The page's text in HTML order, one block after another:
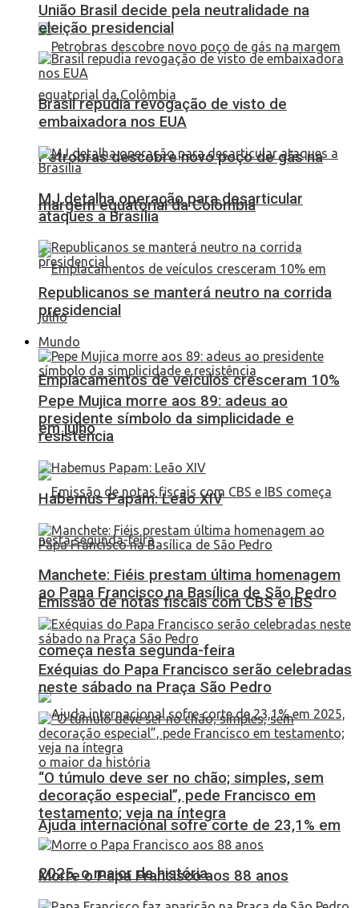
Petrobras descobre novo poço de gás na
margem equatorial da Colômbia
Emplacamentos de veículos cresceram 10%
em julho
Emissão de notas fiscais com CBS e IBS
começa nesta segunda-feira
Ajuda internacional sofre corte de 23,1% em
2025, o maior da história
União Brasil decide pela neutralidade na
eleição presidencial
Brasil repudia revogação de visto de
embaixadora nos EUA
MJ detalha operação para desarticular
ataques a Brasília
Republicanos se manterá neutro na corrida
presidencial
Mundo
Pepe Mujica morre aos 89: adeus ao
presidente símbolo da simplicidade e
resistência
Habemus Papam: Leão XIV
Manchete: Fiéis prestam última homenagem
ao Papa Francisco na Basílica de São Pedro
Exéquias do Papa Francisco serão celebradas
neste sábado na Praça São Pedro
“O túmulo deve ser no chão; simples, sem
decoração especial”, pede Francisco em
testamento; veja na íntegra
Morre o Papa Francisco aos 88 anos